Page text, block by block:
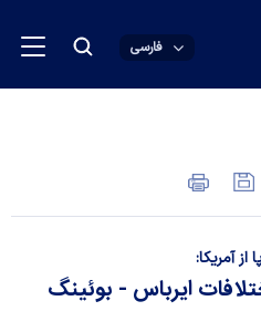
فارسی
آمریکا:
ایرباس - بوئینگ